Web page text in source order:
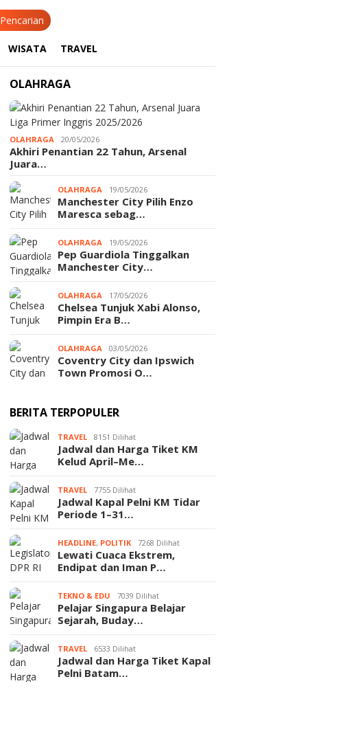
Pencarian
WISATA TRAVEL
OLAHRAGA
OLAHRAGA 20/05/2026
Akhiri Penantian 22 Tahun, Arsenal
Juara…
OLAHRAGA 19/05/2026
Manchester City Pilih Enzo
Maresca sebag…
OLAHRAGA 19/05/2026
Pep Guardiola Tinggalkan
Manchester City…
OLAHRAGA 17/05/2026
Chelsea Tunjuk Xabi Alonso,
Pimpin Era B…
OLAHRAGA 03/05/2026
Coventry City dan Ipswich
Town Promosi O…
BERITA TERPOPULER
TRAVEL 8151 Dilihat
Jadwal dan Harga Tiket KM
Kelud April–Me…
TRAVEL 7755 Dilihat
Jadwal Kapal Pelni KM Tidar
Periode 1–31…
HEADLINE, POLITIK 7268 Dilihat
Lewati Cuaca Ekstrem,
Endipat dan Iman P…
TEKNO & EDU 7039 Dilihat
Pelajar Singapura Belajar
Sejarah, Buday…
TRAVEL 6533 Dilihat
Jadwal dan Harga Tiket Kapal
Pelni Batam…